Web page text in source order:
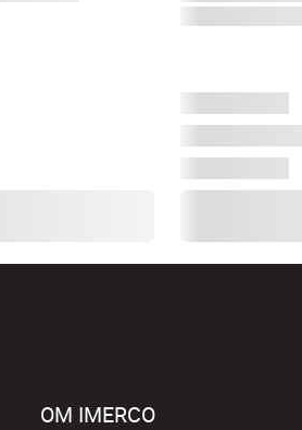
OM IMERCO